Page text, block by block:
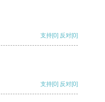
支持[0] 反对[0]
支持[0] 反对[0]